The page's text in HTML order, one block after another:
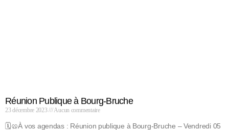
Réunion Publique à Bourg-Bruche
23 décembre 2023 Aucun commentaire
🗓🥨À vos agendas : Réunion publique à Bourg-Bruche – Vendredi 05